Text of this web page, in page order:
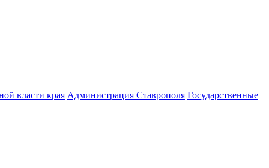
власти края Администрация Ставрополя Государственные